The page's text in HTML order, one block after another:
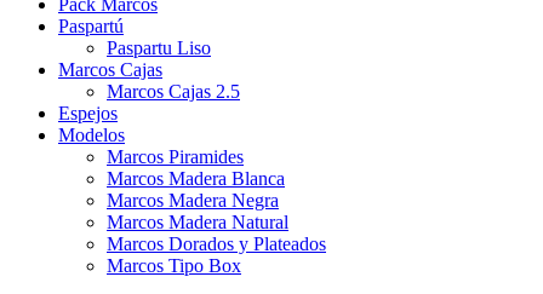
Paspartú
Paspartu Liso
Marcos Cajas
Marcos Cajas 2.5
Espejos
Modelos
Marcos Piramides
Marcos Madera Blanca
Marcos Madera Negra
Marcos Madera Natural
Marcos Dorados y Plateados
Marcos Tipo Box